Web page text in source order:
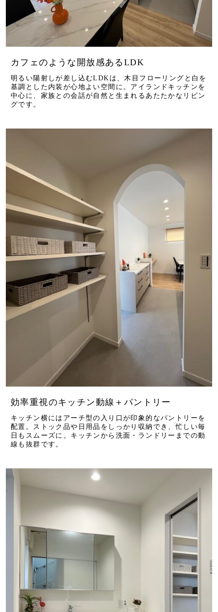
カフェのような開放感あるLDK
明るい陽射しが差し込むLDKは、木目フローリングと白を
基調とした内装が心地よい空間に。アイランドキッチンを
中心に、家族との会話が自然と生まれるあたたかなリビン
グです。
効率重視のキッチン動線＋パントリー
キッチン横にはアーチ型の入り口が印象的なパントリーを
配置。ストック品や日用品をしっかり収納でき、忙しい毎
日もスムーズに。キッチンから洗面・ランドリーまでの動
線も抜群です。